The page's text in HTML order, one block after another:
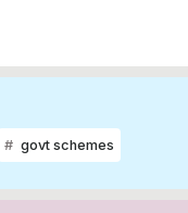
govt schemes